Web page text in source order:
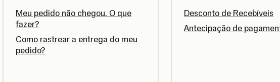
Meu pedido não chegou. O que
fazer?
Como rastrear a entrega do meu
pedido?
Desconto de Recebíveis
Antecipação de